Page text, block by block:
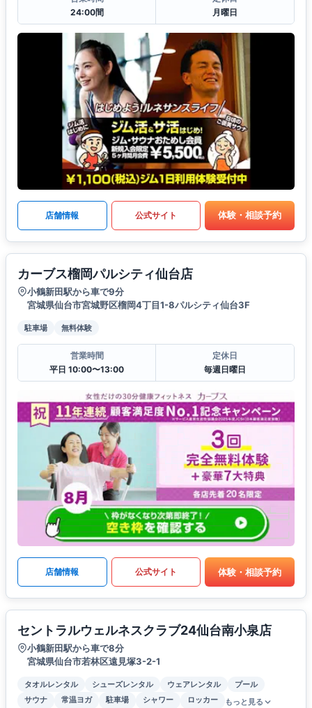
24:00間
月曜日
店舗情報 公式サイト 体験・相談予約
カーブス榴岡パルシティ仙台店
小鶴新田駅から車で9分
宮城県仙台市宮城野区榴岡4丁目1-8パルシティ仙台3F
駐車場 無料体験
営業時間
平日 10:00〜13:00
定休日
毎週日曜日
店舗情報 公式サイト 体験・相談予約
セントラルウェルネスクラブ24仙台南小泉店
小鶴新田駅から車で8分
宮城県仙台市若林区遠見塚3-2-1
タオルレンタル シューズレンタル ウェアレンタル
プール
サウナ
常温ヨガ 駐車場 シャワー ロッカー もっと見る